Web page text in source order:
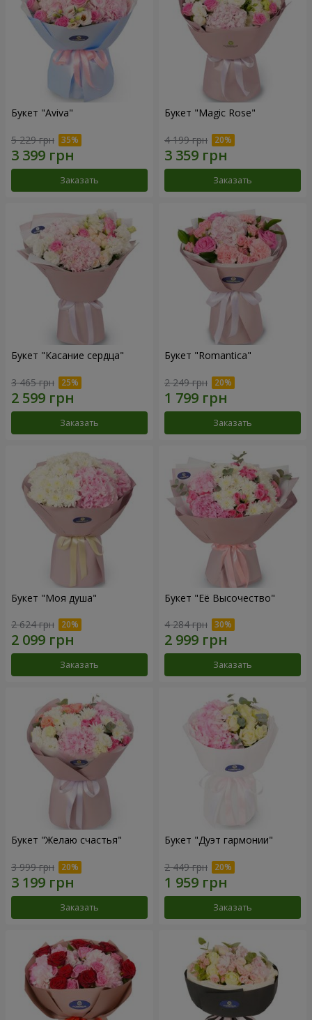
Букет "Aviva"
5 229 грн
Заказать
Букет "Magic Rose"
4 199 грн
Заказать
Букет "Касание сердца"
3 465 грн
Заказать
Букет "Romantica"
2 249 грн
Заказать
Букет "Моя душа"
2 624 грн
Заказать
Букет "Её Высочество"
4 284 грн
Заказать
Букет "Желаю счастья"
3 999 грн
Заказать
Букет "Дуэт гармонии"
2 449 грн
Заказать